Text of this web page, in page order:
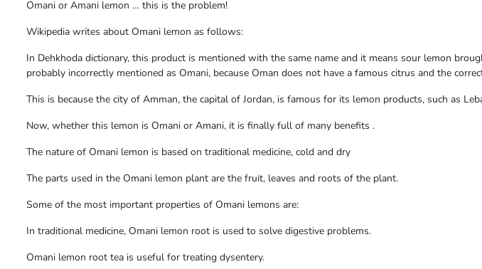
Omani or Amani lemon … this is the problem!
Wikipedia writes about Omani lemon as follows:
In Dehkhoda dictionary, this product is mentioned with the same name and it means sour lemon
probably incorrectly mentioned as Omani, because Oman does not have a famous citrus and the
This is because the city of Amman, the capital of Jordan, is famous for its lemon products, such as
Now, whether this lemon is Omani or Amani, it is finally full of many benefits .
The nature of Omani lemon is based on traditional medicine, cold and dry
The parts used in the Omani lemon plant are the fruit, leaves and roots of the plant.
Some of the most important properties of Omani lemons are:
In traditional medicine, Omani lemon root is used to solve digestive problems.
Omani lemon root tea is useful for treating dysentery.